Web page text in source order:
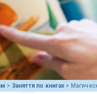
> Заняття по книгах >